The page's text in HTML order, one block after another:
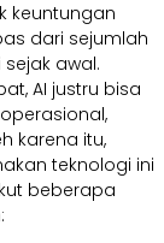
keuntungan
dari sejumlah
awal.
AI justru bisa
karena itu,
teknologi ini
beberapa